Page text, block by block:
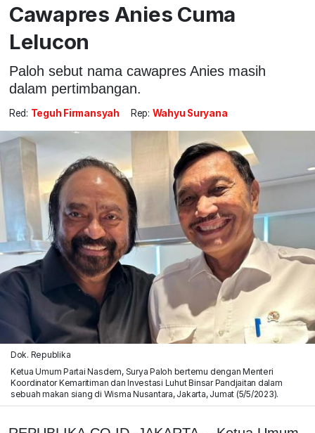
Cawapres Anies Cuma
Lelucon
Paloh sebut nama cawapres Anies masih
dalam pertimbangan.
Red: Teguh Firmansyah Rep: Wahyu Suryana
Dok. Republika
Ketua Umum Partai Nasdem, Surya Paloh bertemu dengan Menteri
Koordinator Kemaritiman dan Investasi Luhut Binsar Pandjaitan dalam
sebuah makan siang di Wisma Nusantara, Jakarta, Jumat (5/5/2023).